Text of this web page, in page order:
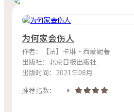
为何家会伤人
作者：【法】卡琳·西蒙妮著
出版社：北京日报出版社
出版时间：2021年08月
推荐指数：